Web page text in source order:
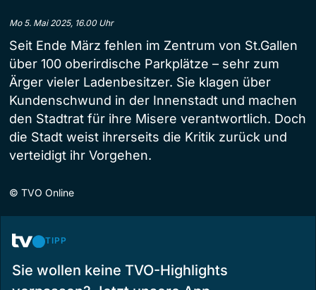
Mo 5. Mai 2025, 16.00 Uhr
Seit Ende März fehlen im Zentrum von St.Gallen
über 100 oberirdische Parkplätze – sehr zum
Ärger vieler Ladenbesitzer. Sie klagen über
Kundenschwund in der Innenstadt und machen
den Stadtrat für ihre Misere verantwortlich. Doch
die Stadt weist ihrerseits die Kritik zurück und
verteidigt ihr Vorgehen.
© TVO Online
TIPP
Sie wollen keine TVO-Highlights